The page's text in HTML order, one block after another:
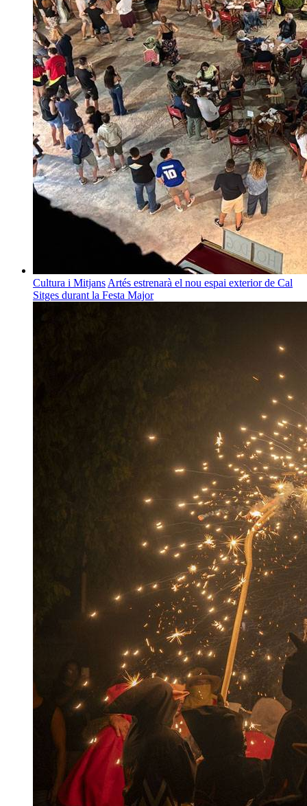
Cultura i Mitjans Artés estrenarà el nou espai exterior de Cal
Sitges durant la Festa Major